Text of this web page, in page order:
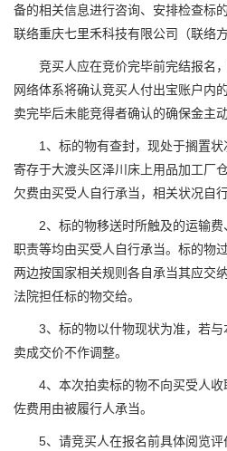
备的相关信息进行咨询、安排检查标
联络重庆七里禾科技有限公司（联络方
竞买人应在竞价完毕前完结报名，
网络体系将确认竞买人付出宝账户内
卖完毕后未能竞得者确认的确保金主
1、标的物有查封，现处于搁置状
寄存于大渡头区泽川床上用品加工厂
欠费由买受人自行承当，相关状况自行
2、标的物移送时所触及的运输费
职责等均由买受人自行承当。标的物
两边按国家相关规则各自承当其应交
法院担任标的物交给。
3、标的物以什物现状为准，若与
卖成交价不作调整。
4、本次拍卖标的物不向买受人收
佐费用由被履行人承当。
5、请竞买人在报名前具体阅览评